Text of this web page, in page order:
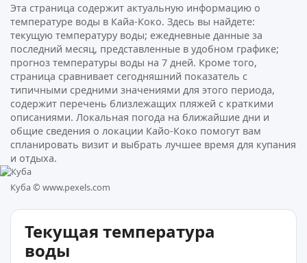
Эта страница содержит актуальную информацию о
температуре воды в Кайа-Коко. Здесь вы найдете:
текущую температуру воды; ежедневные данные за
последний месяц, представленные в удобном графике;
прогноз температуры воды на 7 дней. Кроме того,
страница сравнивает сегодняшний показатель с
типичными средними значениями для этого периода,
содержит перечень близлежащих пляжей с краткими
описаниями. Локальная погода на ближайшие дни и
общие сведения о локации Кайо-Коко помогут вам
спланировать визит и выбрать лучшее время для купания
и отдыха.
Куба © www.pexels.com
Текущая температура
воды